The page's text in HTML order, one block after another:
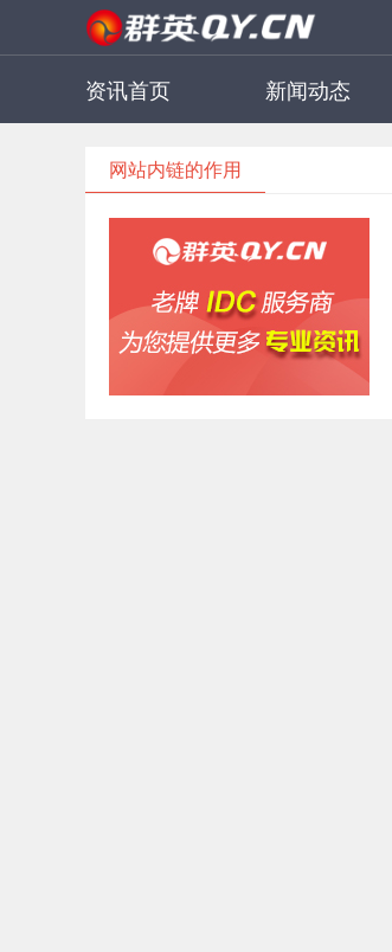
资讯首页 新闻动态
网站内链的作用